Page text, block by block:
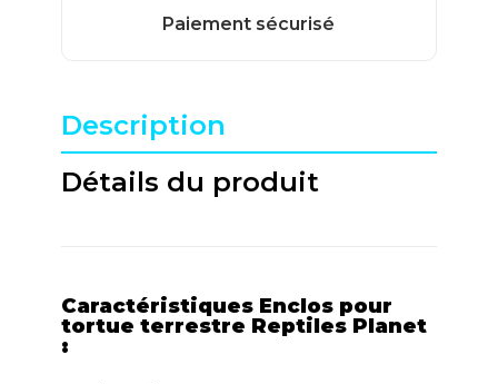
Description
Détails du produit
Caractéristiques Enclos pour
tortue terrestre Reptiles Planet
: